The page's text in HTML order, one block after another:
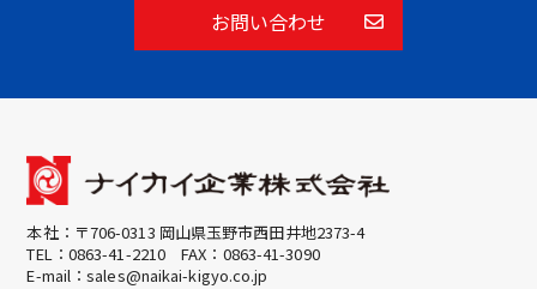
お問い合わせ
本社：〒706-0313 岡山県玉野市西田井地2373-4
TEL： 0863-41-2210 FAX：0863-41-3090
E-mail：sales@naikai-kigyo.co.jp